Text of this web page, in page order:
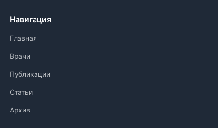
Навигация
Главная
Врачи
Публикации
Статьи
Архив